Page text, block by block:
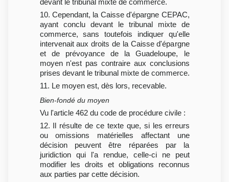
devant le tribunal mixte de commerce.
10. Cependant, la Caisse d'épargne CEPAC,
ayant conclu devant le tribunal mixte de
commerce, sans toutefois indiquer qu'elle
intervenait aux droits de la Caisse d'épargne
et de prévoyance de la Guadeloupe, le
moyen n'est pas contraire aux conclusions
prises devant le tribunal mixte de commerce.
11. Le moyen est, dès lors, recevable.
Bien-fondé du moyen
Vu l'article 462 du code de procédure civile :
12. Il résulte de ce texte que, si les erreurs
ou omissions matérielles affectant une
décision peuvent être réparées par la
juridiction qui l'a rendue, celle-ci ne peut
modifier les droits et obligations reconnus
aux parties par cette décision.